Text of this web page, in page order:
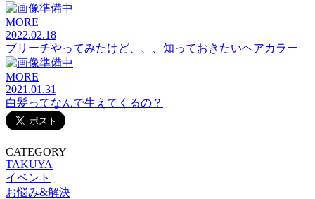
MORE
2022.02.18
ブリーチやってみたけど、、、知っておきたいヘアカラー
MORE
2021.01.31
白髪ってなんで生えてくるの？
CATEGORY
TAKUYA
イベント
お悩み&解決